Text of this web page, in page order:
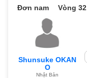
Đơn nam Vòng 32
Shunsuke OKAN
O
Nhật Bản